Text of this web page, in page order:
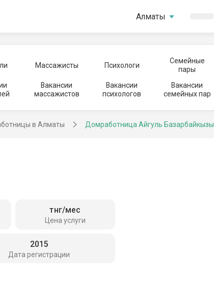
Алматы
Массажисты Психологи
Семейные
пары
Вакансии
массажистов
Вакансии
психологов
Вакансии
семейных пар
в Алматы Домработница Айгуль Базарбайкызы
Цена услуги
тнг/мес
Дата регистрации
2015